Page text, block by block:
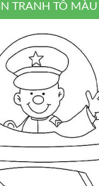
IN TRANH TÔ MÀU